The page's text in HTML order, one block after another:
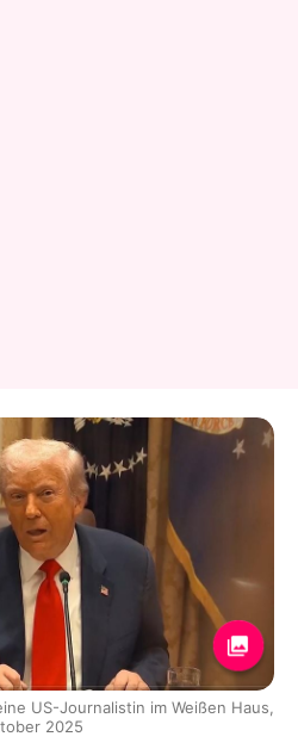
US-Journalistin im Weißen Haus,
2025